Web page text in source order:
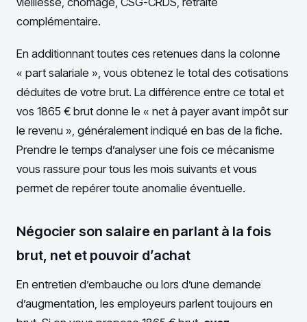
complémentaire.
En additionnant toutes ces retenues dans la colonne
« part salariale », vous obtenez le total des cotisations
déduites de votre brut. La différence entre ce total et
vos 1865 € brut donne le « net à payer avant impôt sur
le revenu », généralement indiqué en bas de la fiche.
Prendre le temps d’analyser une fois ce mécanisme
vous rassure pour tous les mois suivants et vous
permet de repérer toute anomalie éventuelle.
Négocier son salaire en parlant à la fois
brut, net et pouvoir d’achat
En entretien d’embauche ou lors d’une demande
d’augmentation, les employeurs parlent toujours en